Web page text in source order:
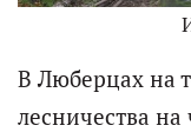
В Люберцах на
лесничества на